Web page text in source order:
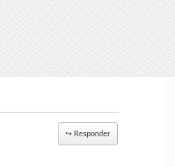
↪ Responder